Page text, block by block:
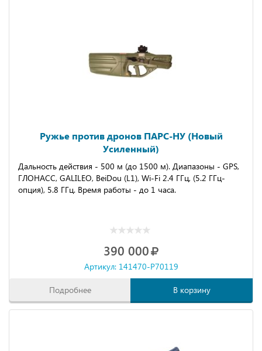
Ружье против дронов ПАРС-НУ (Новый
Усиленный)
Дальность действия - 500 м (до 1500 м). Диапазоны - GPS,
ГЛОНАСС, GALILEO, BeiDou (L1), Wi-Fi 2.4 ГГц, (5.2 ГГц-
опция), 5.8 ГГц. Время работы - до 1 часа.
390 000
Артикул: 141470-P70119
Подробнее В корзину